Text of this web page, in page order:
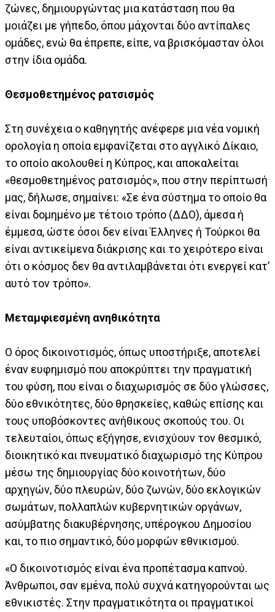
ζώνες, δημιουργώντας μια κατάσταση που θα
μοιάζει με γήπεδο, όπου μάχονται δύο αντίπαλες
ομάδες, ενώ θα έπρεπε, είπε, να βρισκόμασταν όλοι
στην ίδια ομάδα.
Θεσμοθετημένος ρατσισμός
Στη συνέχεια ο καθηγητής ανέφερε μια νέα νομική
ορολογία η οποία εμφανίζεται στο αγγλικό Δίκαιο,
το οποίο ακολουθεί η Κύπρος, και αποκαλείται
«θεσμοθετημένος ρατσισμός», που στην περίπτωσή
μας, δήλωσε, σημαίνει: «Σε ένα σύστημα το οποίο θα
είναι δομημένο με τέτοιο τρόπο (ΔΔΟ), άμεσα ή
έμμεσα, ώστε όσοι δεν είναι Έλληνες ή Τούρκοι θα
είναι αντικείμενα διάκρισης και το χειρότερο είναι
ότι ο κόσμος δεν θα αντιλαμβάνεται ότι ενεργεί κατ’
αυτό τον τρόπο».
Μεταμφιεσμένη ανηθικότητα
Ο όρος δικοινοτισμός, όπως υποστήριξε, αποτελεί
έναν ευφημισμό που αποκρύπτει την πραγματική
του φύση, που είναι ο διαχωρισμός σε δύο γλώσσες,
δύο εθνικότητες, δύο θρησκείες, καθώς επίσης και
τους υποβόσκοντες ανήθικους σκοπούς του. Οι
τελευταίοι, όπως εξήγησε, ενισχύουν τον θεσμικό,
διοικητικό και πνευματικό διαχωρισμό της Κύπρου
μέσω της δημιουργίας δύο κοινοτήτων, δύο
αρχηγών, δύο πλευρών, δύο ζωνών, δύο εκλογικών
σωμάτων, πολλαπλών κυβερνητικών οργάνων,
ασύμβατης διακυβέρνησης, υπέρογκου Δημοσίου
και, το πιο σημαντικό, δύο μορφών εθνικισμού.
«Ο δικοινοτισμός είναι ένα προπέτασμα καπνού.
Άνθρωποι, σαν εμένα, πολύ συχνά κατηγορούνται ως
εθνικιστές. Στην πραγματικότητα οι πραγματικοί